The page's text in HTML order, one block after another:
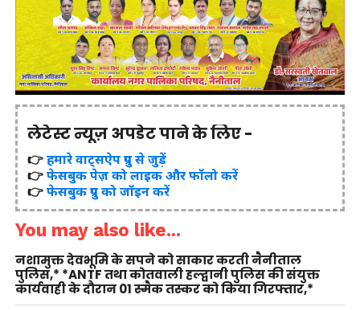
लेटेस्ट न्यूज़ अपडेट पाने के लिए -
👉हमारे वाट्सऐप ग्रुप से जुड़ें
👉फेसबुक पेज़ को लाइक और फॉलो करें
👉फेसबुक ग्रुप को जॉइन करें
You may also like...
नशामुक्त देवभूमि के सपने को साकार करती नैनीताल
पुलिस,* *ANTF तथा कोतवाली हल्द्वानी पुलिस की संयुक्त
कार्यवाही के दौरान 01 स्मैक तस्कर को किया गिरफ्तार,*